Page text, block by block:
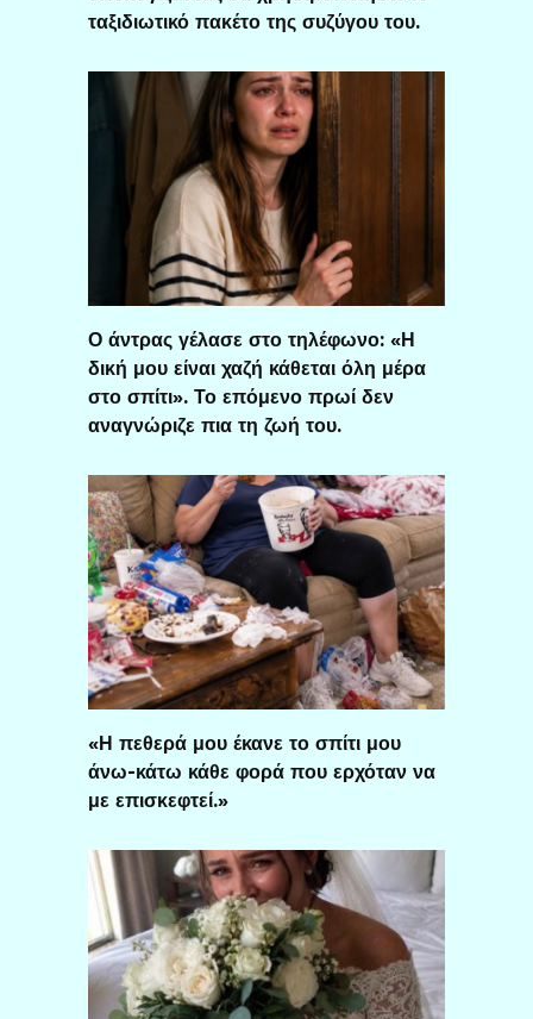
ταξιδιωτικό πακέτο της συζύγου του.
Ο άντρας γέλασε στο τηλέφωνο: «Η
δική μου είναι χαζή κάθεται όλη μέρα
στο σπίτι». Το επόμενο πρωί δεν
αναγνώριζε πια τη ζωή του.
«Η πεθερά μου έκανε το σπίτι μου
άνω-κάτω κάθε φορά που ερχόταν να
με επισκεφτεί.»